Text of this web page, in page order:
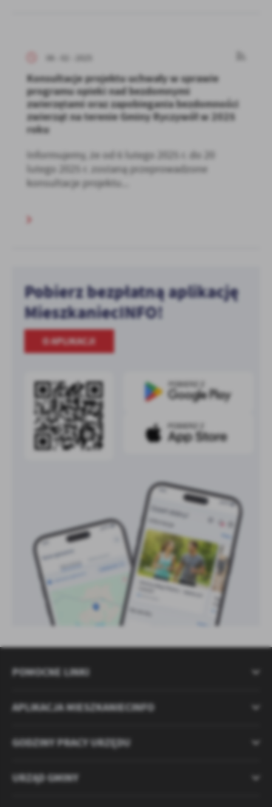
06 - 02 - 2025
Konsultacje projektu uchwały w sprawie
programu opieki nad bezdomnymi
zwierzętami oraz zapobiegania bezdomności
zwierząt na terenie Gminy Ryczywół w 2025
roku
Informujemy, że od 6 lutego 2025 r. do 20
lutego 2025 r. zostaną przeprowadzone
konsultacje projektu...
Pobierz bezpłatną aplikację
MieszkaniecINFO!
O APLIKACJI
POMOCNE LINKI
APLIKACJA MIESZKANIECINFO
GODZINY PRACY URZĘDU
URZĄD GMINY